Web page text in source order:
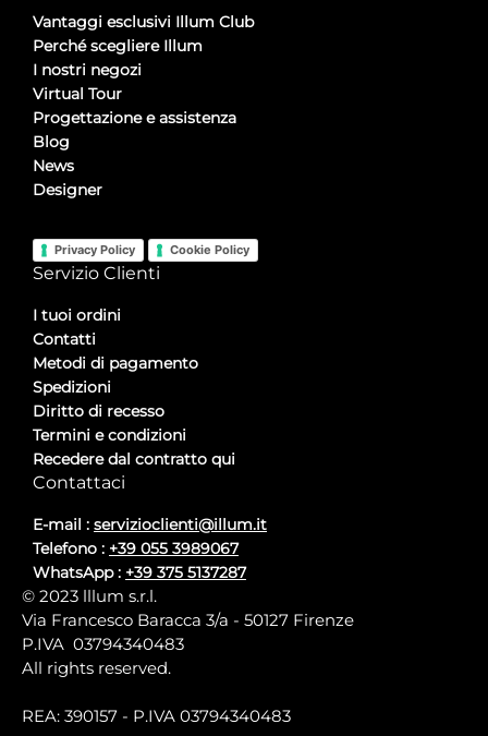
Vantaggi esclusivi Illum Club
Perché scegliere Illum
I nostri negozi
Virtual Tour
Progettazione e assistenza
Blog
News
Designer
Privacy Policy Cookie Policy
Servizio Clienti
I tuoi ordini
Contatti
Metodi di pagamento
Spedizioni
Diritto di recesso
Termini e condizioni
Recedere dal contratto qui
Contattaci
E-mail : servizioclienti@illum.it
Telefono : +39 055 3989067
WhatsApp : +39 375 5137287
© 2023 lllum s.r.l.
Via Francesco Baracca 3/a - 50127 Firenze
P.IVA 03794340483
All rights reserved.
REA: 390157 - P.IVA 03794340483